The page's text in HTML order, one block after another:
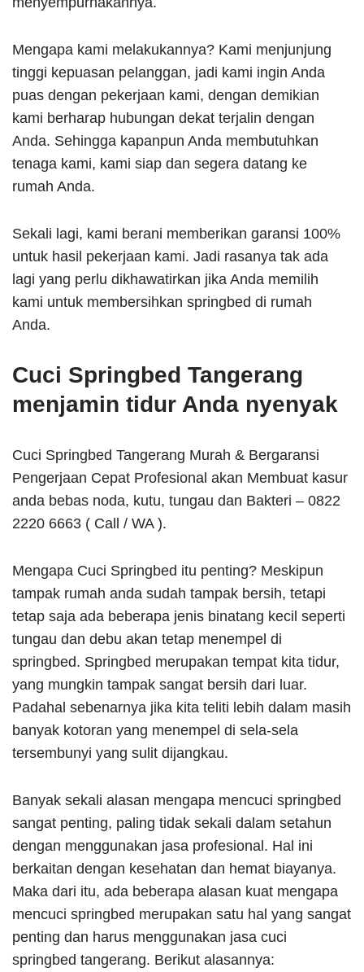
Mengapa kami melakukannya? Kami menjunjung
tinggi kepuasan pelanggan, jadi kami ingin Anda
puas dengan pekerjaan kami, dengan demikian
kami berharap hubungan dekat terjalin dengan
Anda. Sehingga kapanpun Anda membutuhkan
tenaga kami, kami siap dan segera datang ke
rumah Anda.
Sekali lagi, kami berani memberikan garansi 100%
untuk hasil pekerjaan kami. Jadi rasanya tak ada
lagi yang perlu dikhawatirkan jika Anda memilih
kami untuk membersihkan springbed di rumah
Anda.
Cuci Springbed Tangerang
menjamin tidur Anda nyenyak
Cuci Springbed Tangerang Murah & Bergaransi
Pengerjaan Cepat Profesional akan Membuat kasur
anda bebas noda, kutu, tungau dan Bakteri – 0822
2220 6663 ( Call / WA ).
Mengapa Cuci Springbed itu penting? Meskipun
tampak rumah anda sudah tampak bersih, tetapi
tetap saja ada beberapa jenis binatang kecil seperti
tungau dan debu akan tetap menempel di
springbed. Springbed merupakan tempat kita tidur,
yang mungkin tampak sangat bersih dari luar.
Padahal sebenarnya jika kita teliti lebih dalam masih
banyak kotoran yang menempel di sela-sela
tersembunyi yang sulit dijangkau.
Banyak sekali alasan mengapa mencuci springbed
sangat penting, paling tidak sekali dalam setahun
dengan menggunakan jasa profesional. Hal ini
berkaitan dengan kesehatan dan hemat biayanya.
Maka dari itu, ada beberapa alasan kuat mengapa
mencuci springbed merupakan satu hal yang sangat
penting dan harus menggunakan jasa cuci
springbed tangerang. Berikut alasannya: